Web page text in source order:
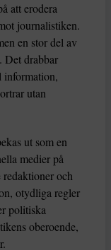
att erodera
journalistiken.
en stor del av
Det drabbar
information,
utan
ut som en
medier på
och
otydliga regler
politiska
oberoende,